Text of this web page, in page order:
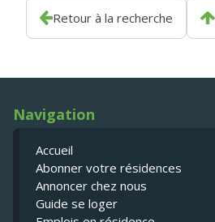
Retour à la recherche
Navigation
Accueil
Abonner votre résidences
Annoncer chez nous
Guide se loger